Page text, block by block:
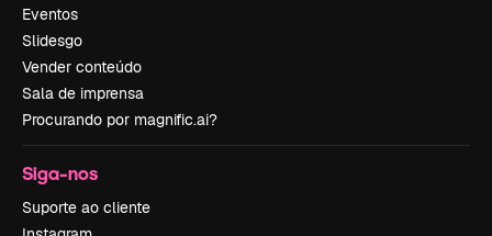
Eventos
Slidesgo
Vender conteúdo
Sala de imprensa
Procurando por magnific.ai?
Siga-nos
Suporte ao cliente